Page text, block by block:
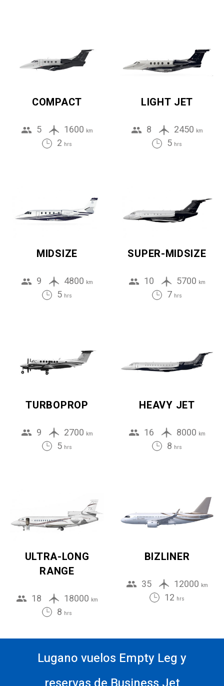
COMPACT
5 1600 km
2 hrs
LIGHT JET
8 2450 km
5 hrs
MIDSIZE
9 4800 km
5 hrs
SUPER-MIDSIZE
10 5700 km
7 hrs
TURBOPROP
9 2700 km
5 hrs
HEAVY JET
16 8000 km
8 hrs
ULTRA-LONG
RANGE
18 18000 km
8 hrs
BIZLINER
35 12000 km
12 hrs
Lugano vuelos Empty Leg y